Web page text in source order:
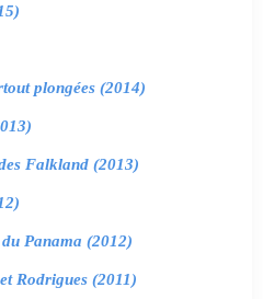
plongées (2014)
Falkland (2013)
Panama (2012)
Rodrigues (2011)